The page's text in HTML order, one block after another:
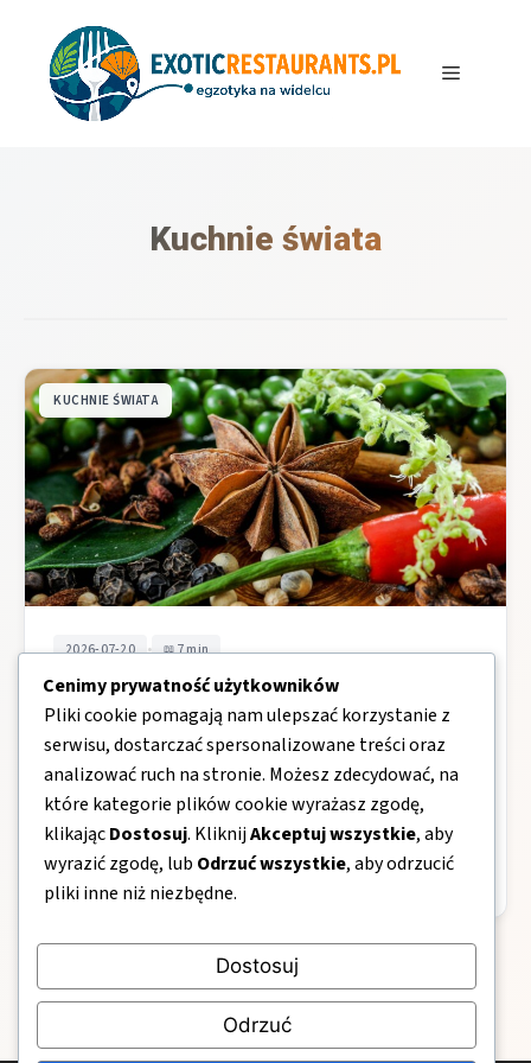
Menu
Kuchnie świata
KUCHNIE ŚWIATA
2026-07-20 • 7 min
Jaka przyprawa występuje na terenie
tropikalnej Azji?
Krótka odpowiedź: w tropikalnej Azji kluczową przyprawą
jest galangal. To korzeń silnie związany z kuchniami Azji
Południowo-Wschodniej, szczególnie Tajlandii, który…
ExoticRestaurants.pl
Cenimy prywatność użytkowników
Pliki cookie pomagają nam ulepszać korzystanie z
serwisu, dostarczać spersonalizowane treści oraz
analizować ruch na stronie. Możesz zdecydować, na
które kategorie plików cookie wyrażasz zgodę,
klikającDostosuj. KliknijAkceptuj wszystkie, aby
wyrazić zgodę, lub Odrzuć wszystkie, aby odrzucić
pliki inne niż niezbędne.
Dostosuj
Odrzuć